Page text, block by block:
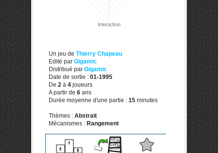
Un jeu de Thierry Chapeau
Edité par Gigamic
Distribué par Gigamic
Date de sortie : 01-1995
De 2 à 4 joueurs
A partir de 6 ans
Durée moyenne d'une partie : 15 minutes
Thèmes : Abstrait
Mécanismes : Rangement